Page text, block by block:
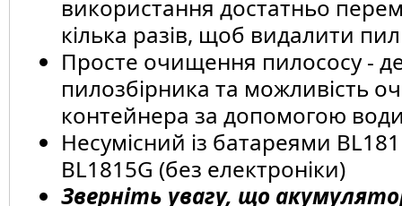
використання достатньо
кілька разів, щоб видалити пил
Просте очищення пилососу -
пилозбірника та можливість
контейнера за допомогою
Несумісний із батареями
BL1815G (без електроніки)
Зверніть увагу, що